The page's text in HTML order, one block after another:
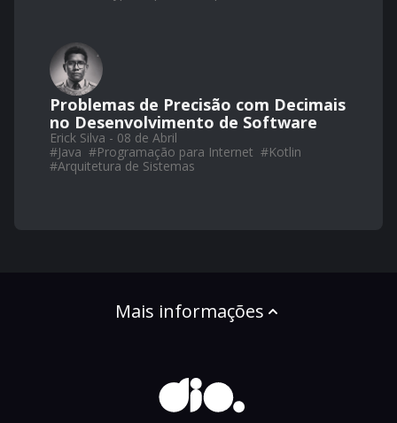
Problemas de Precisão com Decimais
no Desenvolvimento de Software
Erick Silva - 08 de Abril
#Java #Programação para Internet #Kotlin
#Arquitetura de Sistemas
Mais informações